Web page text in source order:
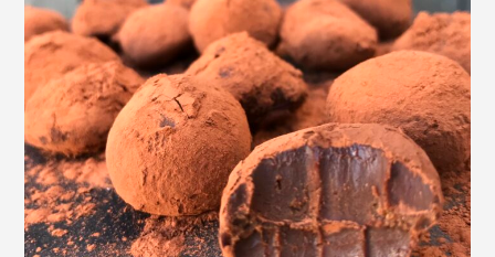
Băuturi reci
Cocktail-uri
Smoothies
Ceva Dulce
Biscuiți, Bomboane și
Fursecuri
Brioșe și Checuri